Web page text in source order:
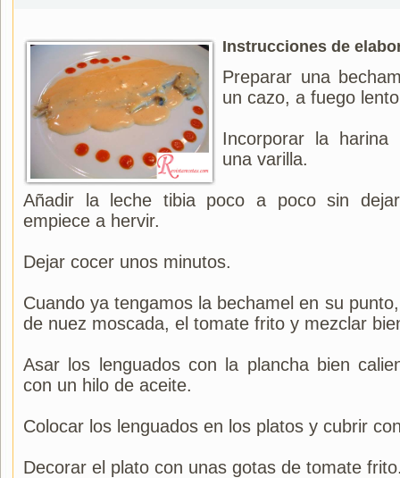
Instrucciones de
Preparar una
un cazo, a fuego
Incorporar la
una varilla.
Añadir la leche tibia poco a poco sin
empiece a hervir.
Dejar cocer unos minutos.
Cuando ya tengamos la bechamel en su
de nuez moscada, el tomate frito y mezclar
Asar los lenguados con la plancha bien
con un hilo de aceite.
Colocar los lenguados en los platos y cubrir
Decorar el plato con unas gotas de tomate